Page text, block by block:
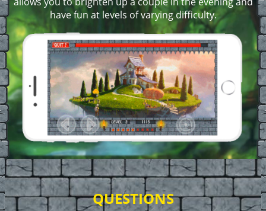
have fun at levels of varying difficulty.
QUESTIONS